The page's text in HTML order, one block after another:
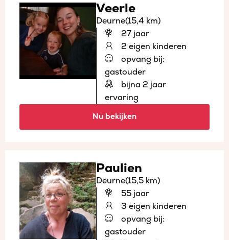
Veerle
Deurne(15,4 km)
27 jaar
2 eigen kinderen
opvang bij:
gastouder
bijna 2 jaar
ervaring
Nu bekijken
Paulien
Deurne(15,5 km)
55 jaar
3 eigen kinderen
opvang bij:
gastouder